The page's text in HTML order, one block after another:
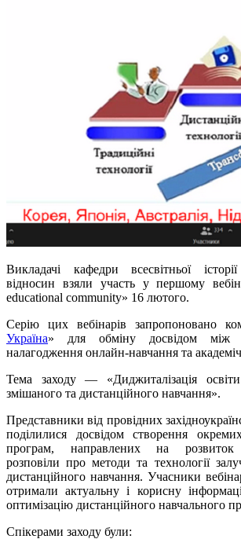
Викладачі кафедри всесвітньої
відносин взяли участь у першому
educational community» 16 лютого.
Серію цих вебінарів запропоновано
Україна» для обміну досвідом між
налагодження онлайн-навчання та
Тема заходу — «Диджиталізація
змішаного та дистанційного навчання».
Представники від провідних
поділилися досвідом створення
програм, направлених на розвиток
розповіли про методи та технології
дистанційного навчання. Учасники
отримали актуальну і корисну
оптимізацію дистанційного навчального
Спікерами заходу були: